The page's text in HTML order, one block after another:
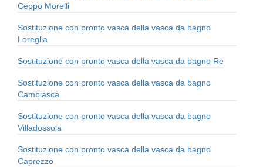
Ceppo Morelli
Sostituzione con pronto vasca della vasca da bagno
Loreglia
Sostituzione con pronto vasca della vasca da bagno Re
Sostituzione con pronto vasca della vasca da bagno
Cambiasca
Sostituzione con pronto vasca della vasca da bagno
Villadossola
Sostituzione con pronto vasca della vasca da bagno
Caprezzo